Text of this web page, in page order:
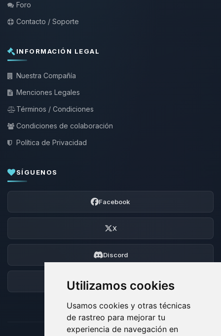
Utilizamos cookies
Usamos cookies y otras técnicas
de rastreo para mejorar tu
experiencia de navegación en
Foro
Contacto / Soporte
INFORMACIÓN LEGAL
Nuestra Compañía
Menciones Legales
Términos / Condiciones
Condiciones de colaboración
Política de Privacidad
SÍGUENOS
Facebook
X
Discord
Foro